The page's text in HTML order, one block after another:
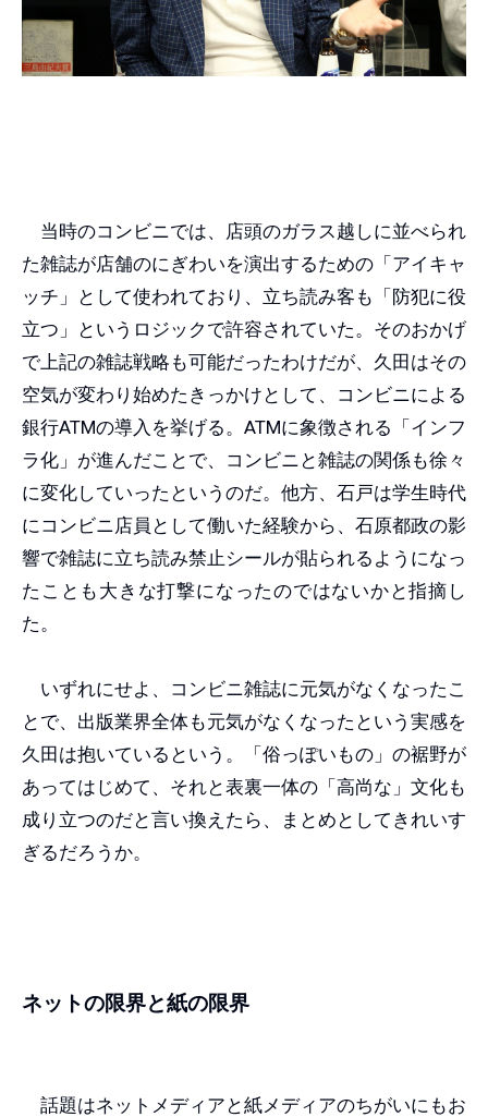
当時のコンビニでは、店頭のガラス越しに並べられ
た雑誌が店舗のにぎわいを演出するための「アイキャ
ッチ」として使われており、立ち読み客も「防犯に役
立つ」というロジックで許容されていた。そのおかげ
で上記の雑誌戦略も可能だったわけだが、久田はその
空気が変わり始めたきっかけとして、コンビニによる
銀行ATMの導入を挙げる。ATMに象徴される「インフ
ラ化」が進んだことで、コンビニと雑誌の関係も徐々
に変化していったというのだ。他方、石戸は学生時代
にコンビニ店員として働いた経験から、石原都政の影
響で雑誌に立ち読み禁止シールが貼られるようになっ
たことも大きな打撃になったのではないかと指摘し
た。
いずれにせよ、コンビニ雑誌に元気がなくなったこ
とで、出版業界全体も元気がなくなったという実感を
久田は抱いているという。「俗っぽいもの」の裾野が
あってはじめて、それと表裏一体の「高尚な」文化も
成り立つのだと言い換えたら、まとめとしてきれいす
ぎるだろうか。
ネットの限界と紙の限界
話題はネットメディアと紙メディアのちがいにもお